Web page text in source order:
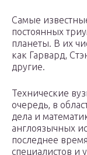
Самые
постоянных
планеты. В их
как Гарвард,
другие.
Технические
очередь, в
дела и
англоязычных
последнее
специалистов и